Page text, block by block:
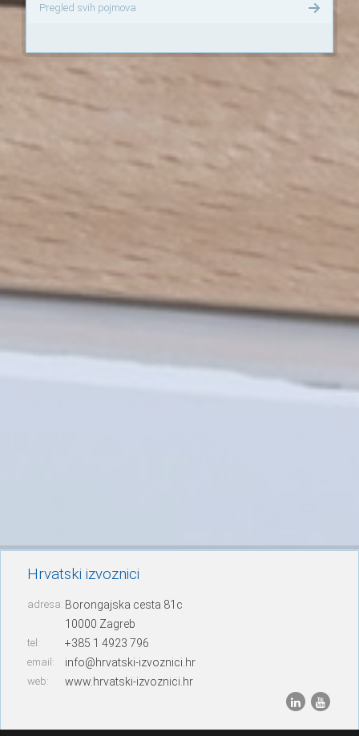
Pregled svih pojmova
Hrvatski izvoznici
adresa: Borongajska cesta 81c
10000 Zagreb
tel: +385 1 4923 796
email: info@hrvatski-izvoznici.hr
web: www.hrvatski-izvoznici.hr